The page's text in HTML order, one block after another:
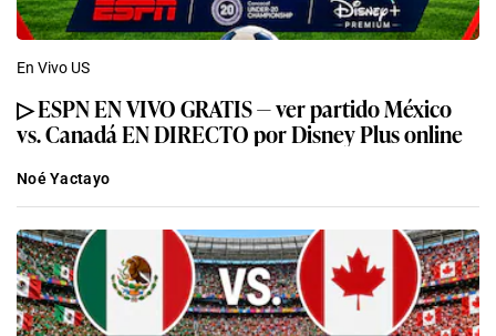
En Vivo US
▷ ESPN EN VIVO GRATIS — ver partido México
vs. Canadá EN DIRECTO por Disney Plus online
Noé Yactayo